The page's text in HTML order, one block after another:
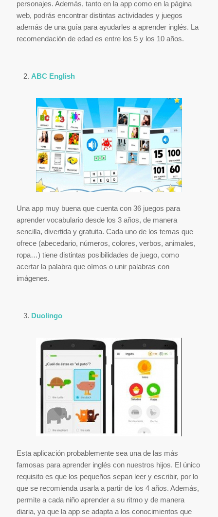
personajes. Además, tanto en la app como en la página
web, podrás encontrar distintas actividades y juegos
además de una guía para ayudarles a aprender inglés. La
recomendación de edad es entre los 5 y los 10 años.
ABC English
Una app muy buena que cuenta con 36 juegos para
aprender vocabulario desde los 3 años, de manera
sencilla, divertida y gratuita. Cada uno de los temas que
ofrece (abecedario, números, colores, verbos, animales,
ropa…) tiene distintas posibilidades de juego, como
acertar la palabra que oímos o unir palabras con
imágenes.
Duolingo
Esta aplicación probablemente sea una de las más
famosas para aprender inglés con nuestros hijos. El único
requisito es que los pequeños sepan leer y escribir, por lo
que se recomienda usarla a partir de los 4 años. Además,
permite a cada niño aprender a su ritmo y de manera
diaria, ya que la app se adapta a los conocimientos que